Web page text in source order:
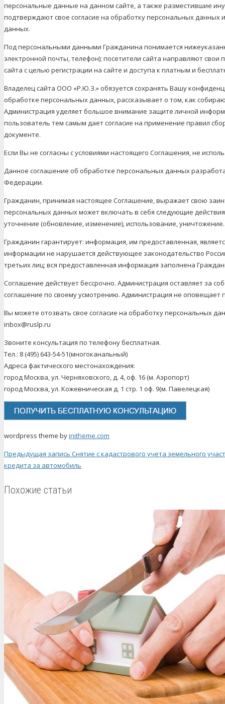
персональные данные на данном сайте, а также разместившие
подтверждают свое согласие на обработку персональных
данных.
Под персональными данными Гражданина понимается
электронной почты, телефон); посетители сайта направляют
сайта с целью регистрации на сайте и доступа к платным и
Владелец сайта ООО «Р.Ю.З.» обязуется сохранять Вашу
обработке персональных данных, рассказывает о том, как
Администрация уделяет большое внимание защите личной
пользователь тем самым дает согласие на применение правил
документе.
Если Вы не согласны с условиями настоящего Соглашения, не
Данное соглашение об обработке персональных данных
Федерации.
Гражданин, принимая настоящее Соглашение, выражает свою
персональных данных может включать в себя следующие
уточнение (обновление, изменение), использование, уничтожение.
Гражданин гарантирует: информация, им предоставленная,
информации не нарушается действующее законодательство
третьих лиц; вся предоставленная информация заполнена
Соглашение действует бессрочно. Администрация оставляет за
соглашение по своему усмотрению. Администрация не оповещает
Вы можете отозвать свое согласие на обработку персональных
inbox@ruslp.ru
Звоните консультация по телефону бесплатная.
Тел.: 8 (495) 643-54-51(многоканальный)
Адреса фактического местонахождения:
город Москва, ул. Черняховского, д. 4, оф. 16 (м. Аэропорт)
город Москва, ул. Кожевническая д. 1 стр. 1 оф. 9(м. Павелецкая)
wordpress theme byinitheme.com
Предыдущая запись Снятие с кадастрового учета земельного
кредита за автомобиль
Похожие статьи